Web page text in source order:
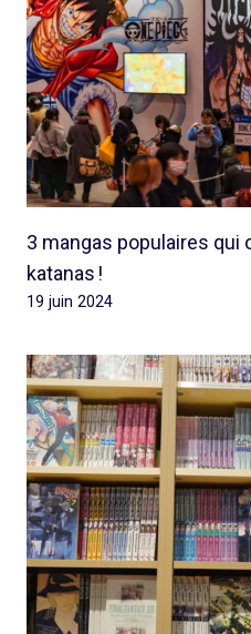
3 mangas populaires qui
katanas !
19 juin 2024